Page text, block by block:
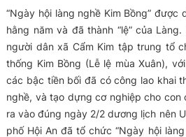
“Ngày hội làng nghề Kim Bồng” được
hằng năm và đã thành “lệ” của
người dân xã Cẩm Kim tập trung tổ
thống Kim Bồng (Lễ lệ mùa Xuân),
các bậc tiền bối đã có công lao khai
nghề, và tạo dựng cơ nghiệp cho con
ra vào đúng ngày 2/2 dương lịch nên
phố Hội An đã tổ chức “Ngày hội